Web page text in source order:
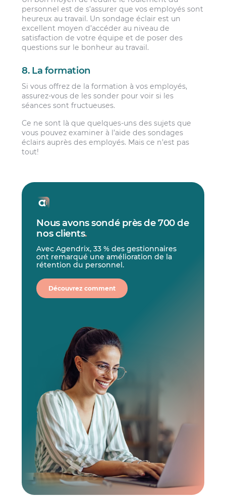
personnel est de s’assurer que vos employés sont
heureux au travail. Un sondage éclair est un
excellent moyen d’accéder au niveau de
satisfaction de votre équipe et de poser des
questions sur le bonheur au travail.
8. La formation
Si vous offrez de la formation à vos employés,
assurez-vous de les sonder pour voir si les
séances sont fructueuses.
Ce ne sont là que quelques-uns des sujets que
vous pouvez examiner à l’aide des sondages
éclairs auprès des employés. Mais ce n’est pas
tout!
Nous avons sondé près de 700 de
nos clients.
Avec Agendrix, 33 % des gestionnaires
ont remarqué une amélioration de la
rétention du personnel.
Découvrez comment